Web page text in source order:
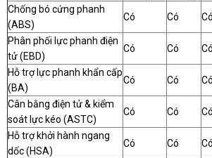
Chống bó cứng phanh
(ABS)
Có Có Có
Phân phối lực phanh điện
tử (EBD)
Có Có Có
Hỗ trợ lực phanh khẩn cấp
(BA)
Có Có Có
Cân bằng điện tử & kiểm
soát lực kéo (ASTC)
Có Có Có
Hỗ trợ khởi hành ngang
dốc (HSA)
Có Có Có